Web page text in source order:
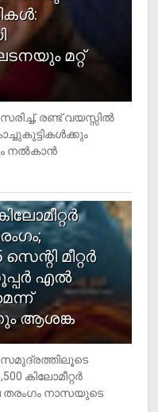
മറ്റ്
രണ്ട് വയസ്സില്‍
നല്‍കാന്‍
മീറ്റര്‍
എല്‍
ആശങ്ക
കിലോമീറ്റര്‍
തരംഗം നാസയുടെ